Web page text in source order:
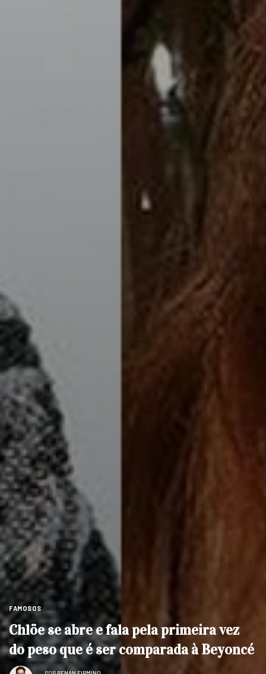
FAMOSOS
Chlöe se abre e fala pela primeira vez
do peso que é ser comparada à Beyoncé